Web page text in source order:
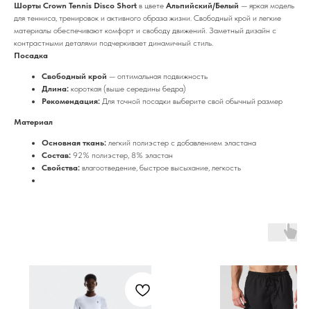
Шорты Crown Tennis Disco Short в цвете Альпийский/Белый — яркая модель
для тенниса, тренировок и активного образа жизни. Свободный крой и легкие
материалы обеспечивают комфорт и свободу движений. Заметный дизайн с
контрастными деталями подчеркивает динамичный стиль.
Посадка
Свободный крой — оптимальная подвижность
Длина: короткая (выше середины бедра)
Рекомендация: Для точной посадки выберите свой обычный размер
Материал
Основная ткань: легкий полиэстер с добавлением эластана
Состав: 92% полиэстер, 8% эластан
Свойства: влагоотведение, быстрое высыхание, легкость